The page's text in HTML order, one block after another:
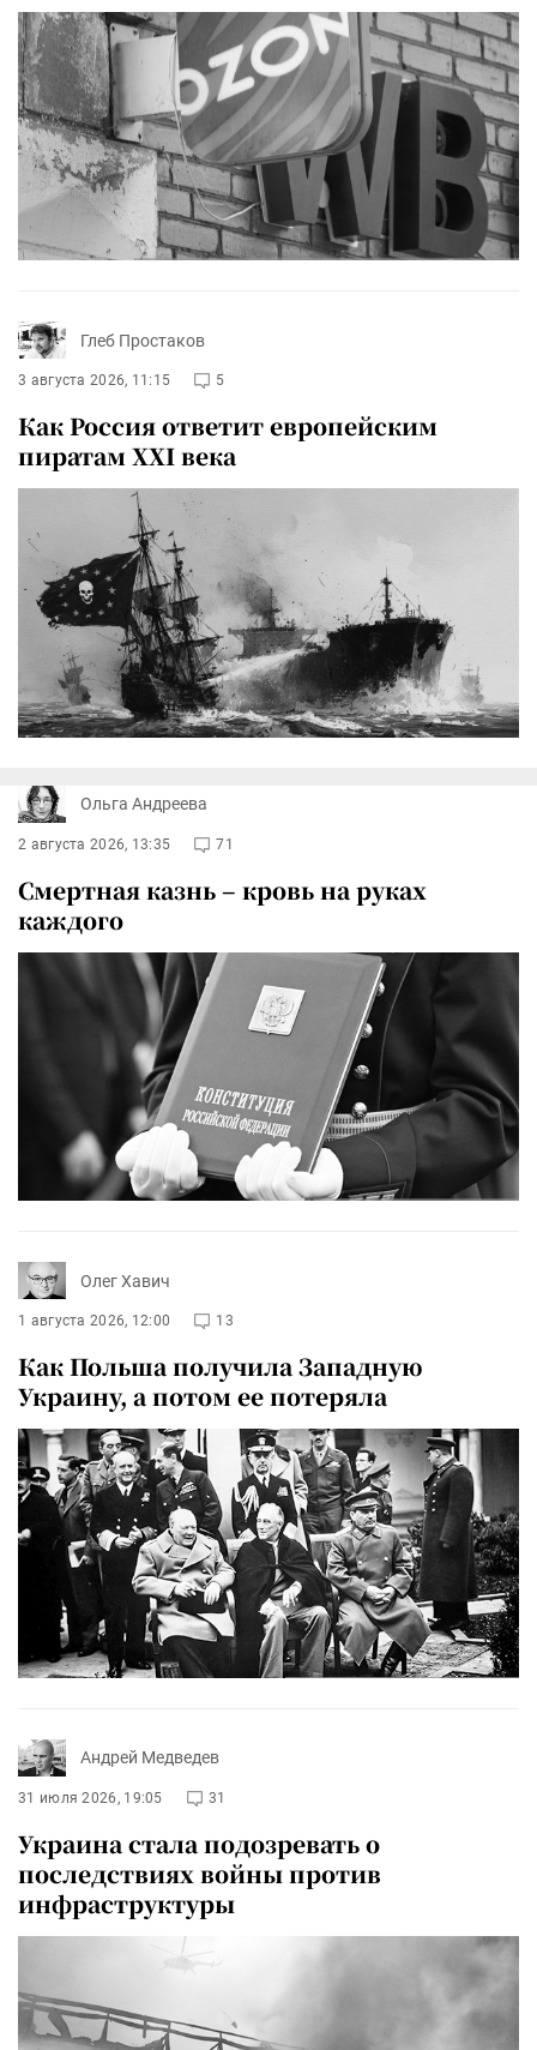
Глеб Простаков
3 августа 2026, 11:15 5
Как Россия ответит европейским
пиратам XXI века
Ольга Андреева
2 августа 2026, 13:35 71
Смертная казнь – кровь на руках
каждого
Олег Хавич
1 августа 2026, 12:00 13
Как Польша получила Западную
Украину, а потом ее потеряла
Андрей Медведев
31 июля 2026, 19:05 31
Украина стала подозревать о
последствиях войны против
инфраструктуры